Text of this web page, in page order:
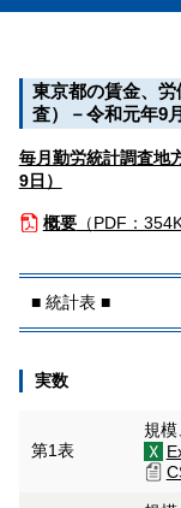
東京都の賃金、
査）－令和元年9
毎月勤労統計調査地
9日）
概要（PDF：
■ 統計表 ■
実数
第1表
規